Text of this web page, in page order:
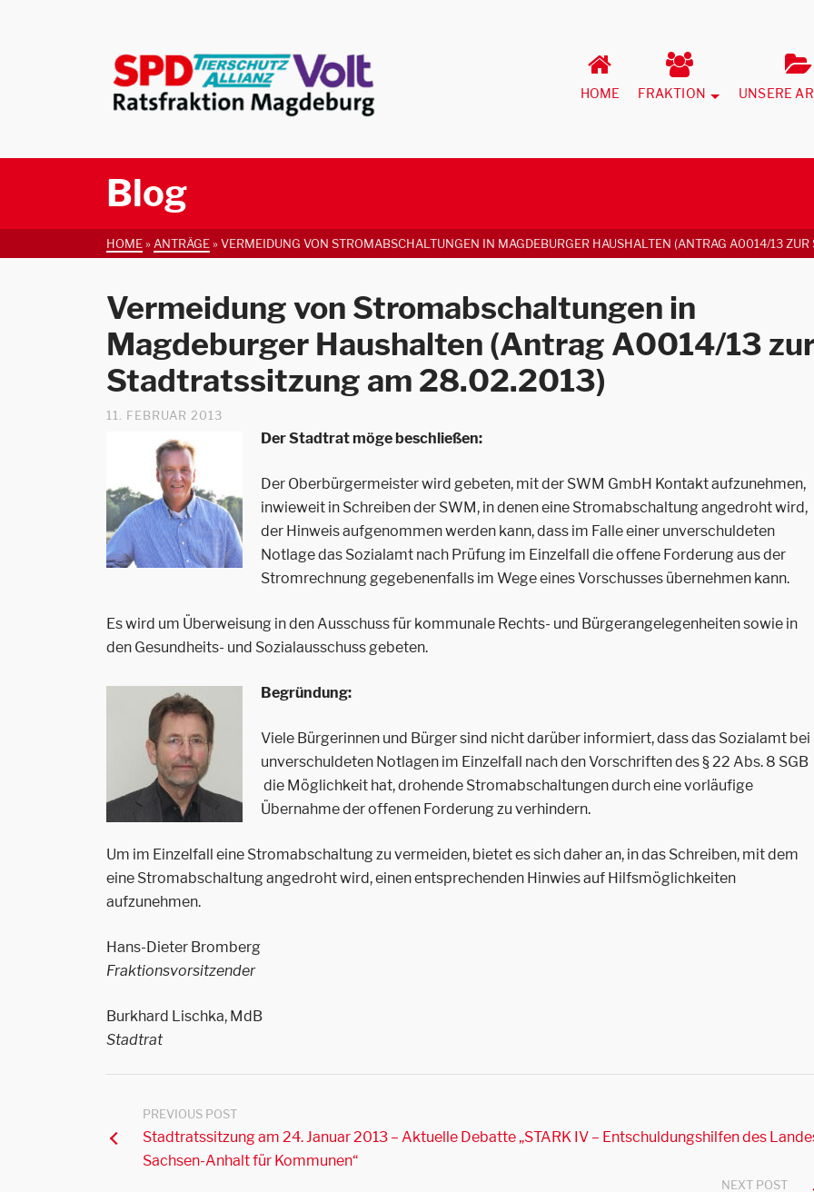
HOME FRAKTION UNSERE
Blog
HOME» ANTRÄGE»VERMEIDUNG VON STROMABSCHALTUNGEN IN MAGDEBURGER HAUSHALTEN (ANTRAG A0014/13
Vermeidung von Stromabschaltungen in
Magdeburger Haushalten (Antrag A0014/13
Stadtratssitzung am 28.02.2013)
11. FEBRUAR 2013
Der Stadtrat möge beschließen:
Der Oberbürgermeister wird gebeten, mit der SWM GmbH Kontakt aufzunehmen,
inwieweit in Schreiben der SWM, in denen eine Stromabschaltung angedroht wird,
der Hinweis aufgenommen werden kann, dass im Falle einer unverschuldeten
Notlage das Sozialamt nach Prüfung im Einzelfall die offene Forderung aus der
Stromrechnung gegebenenfalls im Wege eines Vorschusses übernehmen kann.
Es wird um Überweisung in den Ausschuss für kommunale Rechts- und Bürgerangelegenheiten sowie in
den Gesundheits- und Sozialausschuss gebeten.
Begründung:
Viele Bürgerinnen und Bürger sind nicht darüber informiert, dass das Sozialamt bei
unverschuldeten Notlagen im Einzelfall nach den Vorschriften des § 22 Abs. 8 SGB
die Möglichkeit hat, drohende Stromabschaltungen durch eine vorläufige
Übernahme der offenen Forderung zu verhindern.
Um im Einzelfall eine Stromabschaltung zu vermeiden, bietet es sich daher an, in das Schreiben, mit dem
eine Stromabschaltung angedroht wird, einen entsprechenden Hinwies auf Hilfsmöglichkeiten
aufzunehmen.
Hans-Dieter Bromberg
Fraktionsvorsitzender
Burkhard Lischka, MdB
Stadtrat
PREVIOUS POST
Stadtratssitzung am 24. Januar 2013 – Aktuelle Debatte „STARK IV – Entschuldungshilfen des
Sachsen-Anhalt für Kommunen“
NEXT POST